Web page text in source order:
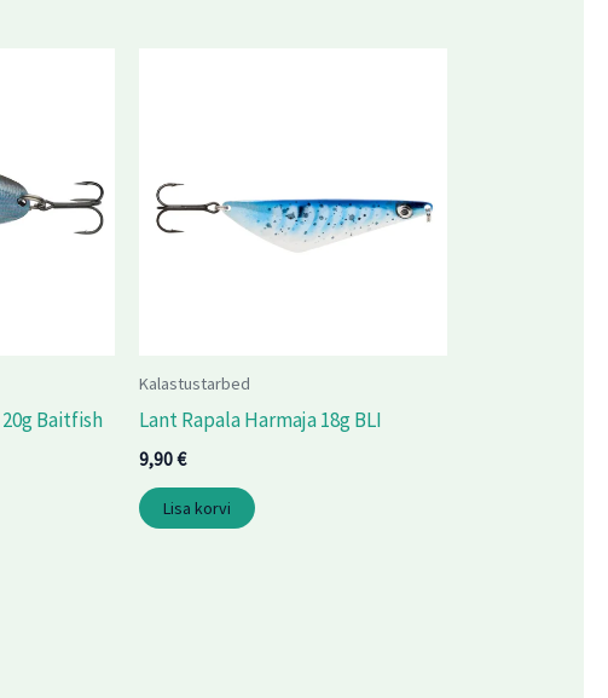
Baitfish
Kalastustarbed
Lant Rapala Harmaja 18g BLI
9,90€
Lisa korvi